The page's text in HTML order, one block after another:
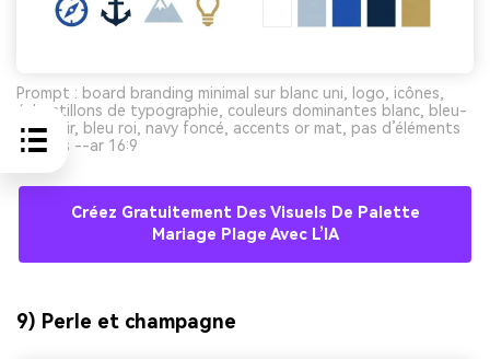
Prompt : board branding minimal sur blanc uni, logo, icônes,
échantillons de typographie, couleurs dominantes blanc, bleu-
gris clair, bleu roi, navy foncé, accents or mat, pas d’éléments
photos --ar 16:9
Créez Gratuitement Des Visuels De Palette
Mariage Plage Avec L’IA
9) Perle et champagne